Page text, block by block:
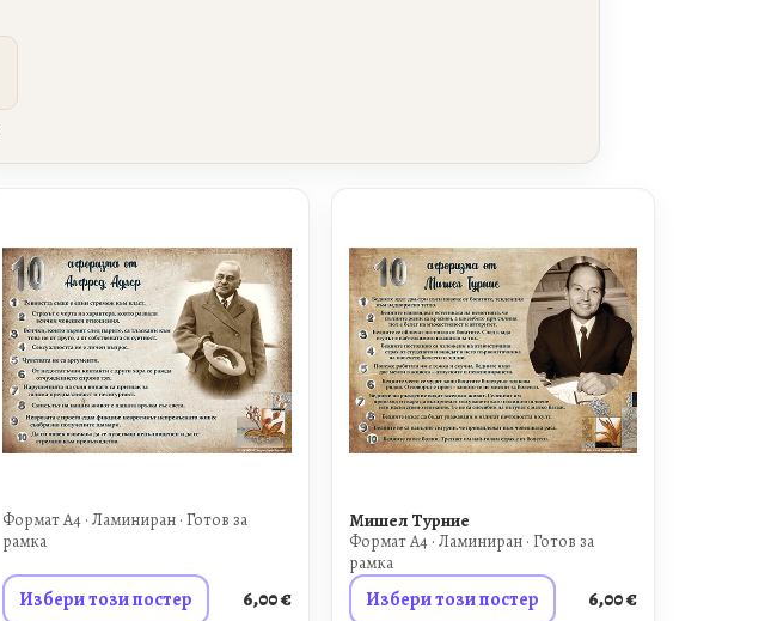
Формат A4 · Ламиниран · Готов за
рамка
Избери този постер 6,00€
Мишел Турние
Формат A4 · Ламиниран · Готов за
рамка
Избери този постер 6,00€